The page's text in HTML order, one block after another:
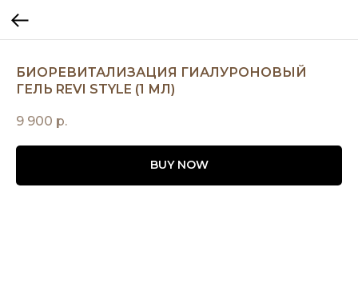
БИОРЕВИТАЛИЗАЦИЯ ГИАЛУРОНОВЫЙ
ГЕЛЬ REVI STYLE (1 МЛ)
9 900 р.
BUY NOW